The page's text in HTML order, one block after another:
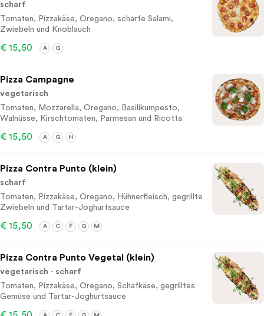
scharf
Tomaten, Pizzakäse, Oregano, scharfe Salami,
Zwiebeln und Knoblauch
€ 15,50 A G
Pizza Campagne
vegetarisch
Tomaten, Mozzarella, Oregano, Basilikumpesto,
Walnüsse, Kirschtomaten, Parmesan und Ricotta
€ 15,50 A G H
Pizza Contra Punto (klein)
scharf
Tomaten, Pizzakäse, Oregano, Hühnerfleisch, gegrillte
Zwiebeln und Tartar-Joghurtsauce
€ 15,50 A C F G M
Pizza Contra Punto Vegetal (klein)
vegetarisch
scharf
Tomaten, Pizzakäse, Oregano, Schafkäse, gegrilltes
Gemüse und Tartar-Joghurtsauce